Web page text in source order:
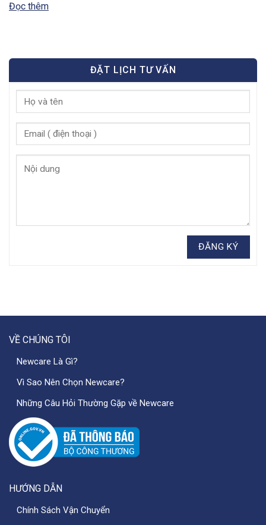
Đọc thêm
ĐẶT LỊCH TƯ VẤN
VỀ CHÚNG TÔI
Newcare Là Gì?
Vì Sao Nên Chọn Newcare?
Những Câu Hỏi Thường Gặp về Newcare
HƯỚNG DẪN
Chính Sách Vận Chuyển